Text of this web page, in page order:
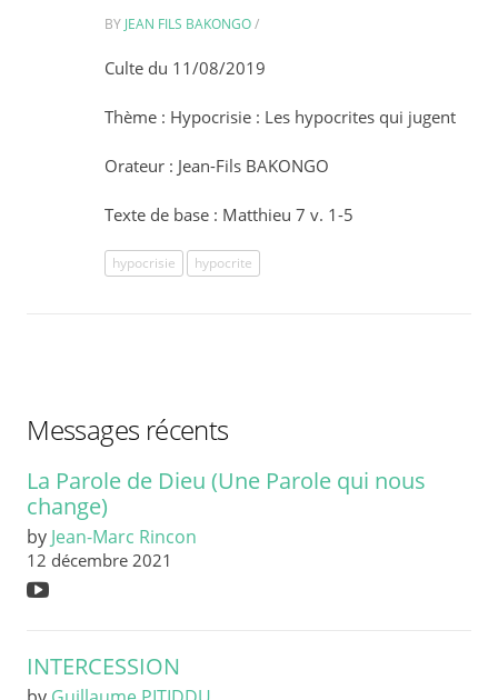
BY JEAN FILS BAKONGO/
Culte du 11/08/2019
Thème : Hypocrisie : Les hypocrites qui jugent
Orateur : Jean-Fils BAKONGO
Texte de base : Matthieu 7 v. 1-5
hypocrisie hypocrite
Messages récents
La Parole de Dieu (Une Parole qui nous
change)
by Jean-Marc Rincon
12 décembre 2021
INTERCESSION